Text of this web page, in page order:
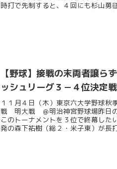
時打で先制すると、４回にも杉山勇
【野球】接戦の末両者譲
ッシュリーグ３－４位決定
１１月４日（木）東京六大学野球
戦 明大戦 ＠明治神宮野球場昨日
このトーナメントを３位で終幕した
発の森下祐樹（総２・米子東）が長